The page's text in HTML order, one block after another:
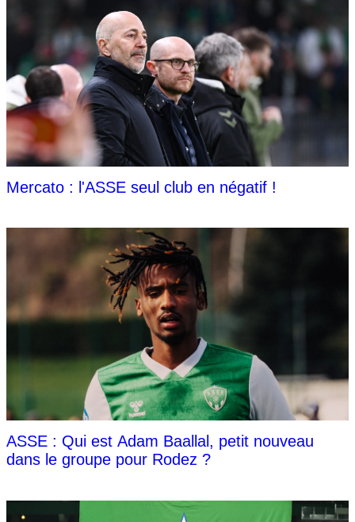
Mercato : l'ASSE seul club en négatif !
ASSE : Qui est Adam Baallal, petit nouveau
dans le groupe pour Rodez ?